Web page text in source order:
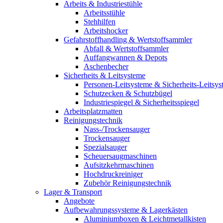
Arbeits & Industriestühle
Arbeitsstühle
Stehhilfen
Arbeitshocker
Gefahrstoffhandling & Wertstoffsammler
Abfall & Wertstoffsammler
Auffangwannen & Depots
Aschenbecher
Sicherheits & Leitsysteme
Personen-Leitsysteme & Sicherheits-
Schutzecken & Schutzbügel
Industriespiegel & Sicherheitsspiegel
Arbeitsplatzmatten
Reinigungstechnik
Nass-/Trockensauger
Trockensauger
Spezialsauger
Scheuersaugmaschinen
Aufsitzkehrmaschinen
Hochdruckreiniger
Zubehör Reinigungstechnik
Lager & Transport
Angebote
Aufbewahrungssysteme & Lagerkästen
Aluminiumboxen & Leichtmetallkisten